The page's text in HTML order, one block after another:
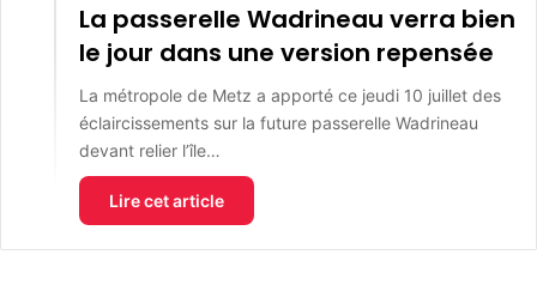
La passerelle Wadrineau verra bien
le jour dans une version repensée
La métropole de Metz a apporté ce jeudi 10 juillet des
éclaircissements sur la future passerelle Wadrineau
devant relier l’île…
Lire cet article